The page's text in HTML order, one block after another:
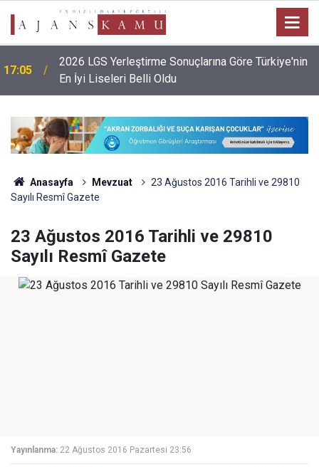
17:05
2026 LGS Yerleştirme Sonuçlarına Göre Türkiye'nin
En İyi Liseleri Belli Oldu
Anasayfa Mevzuat
23 Ağustos 2016 Tarihli ve 29810
Sayılı Resmî Gazete
23 Ağustos 2016 Tarihli ve 29810
Sayılı Resmî Gazete
Yayınlanma: 22 Ağustos 2016 Pazartesi 23:56